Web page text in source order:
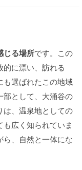
じる場所です。この
に漂い、訪れる
も選ばれたこの地域
部として、大涌谷の
は、温泉地としての
広く知られていま
、自然と一体にな